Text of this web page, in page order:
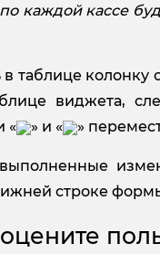
каждой кассе
таблице колонку
виджета,
« » и « »
строке